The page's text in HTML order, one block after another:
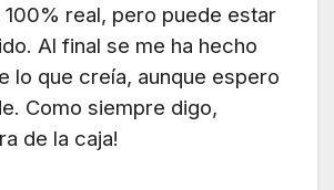
100% real, pero puede estar
Al final se me ha hecho
lo que creía, aunque espero
Como siempre digo,
de la caja!